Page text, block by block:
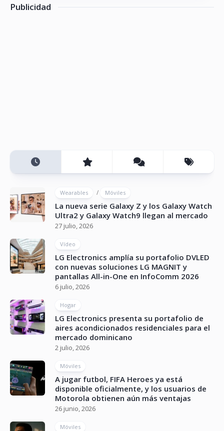
Publicidad
Wearables / Móviles
La nueva serie Galaxy Z y los Galaxy Watch
Ultra2 y Galaxy Watch9 llegan al mercado
27 julio, 2026
Vídeo
LG Electronics amplía su portafolio DVLED
con nuevas soluciones LG MAGNIT y
pantallas All-in-One en InfoComm 2026
6 julio, 2026
Hogar
LG Electronics presenta su portafolio de
aires acondicionados residenciales para el
mercado dominicano
2 julio, 2026
Móviles
A jugar futbol, FIFA Heroes ya está
disponible oficialmente, y los usuarios de
Motorola obtienen aún más ventajas
26 junio, 2026
Móviles